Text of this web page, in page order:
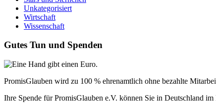
Unkategorisiert
Wirtschaft
Wissenschaft
Gutes Tun und Spenden
PromisGlauben wird zu 100 % ehrenamtlich ohne bezahlte
Ihre Spende für PromisGlauben e.V. können Sie in Deutschland